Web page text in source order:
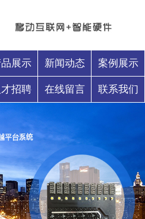
展示 新闻动态 案例展示
才招聘 在线留言 联系我们